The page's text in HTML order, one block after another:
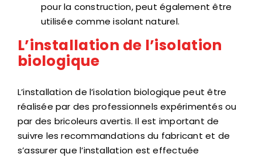
pour la construction, peut également être
utilisée comme isolant naturel.
L’installation de l’isolation
biologique
L’installation de l’isolation biologique peut être
réalisée par des professionnels expérimentés ou
par des bricoleurs avertis. Il est important de
suivre les recommandations du fabricant et de
s’assurer que l’installation est effectuée